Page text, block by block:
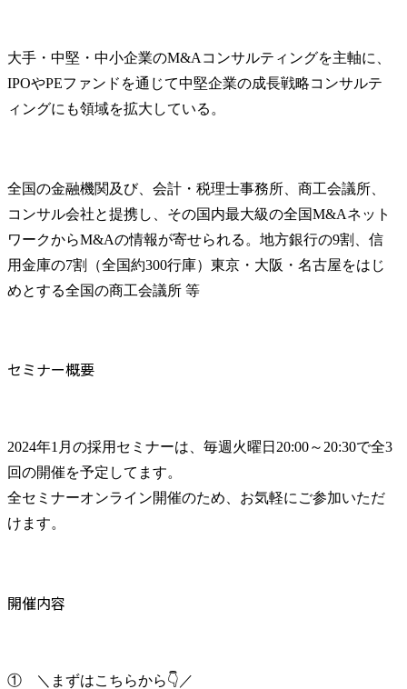
大手・中堅・中小企業のM&Aコンサルティングを主軸に、
IPOやPEファンドを通じて中堅企業の成長戦略コンサルテ
ィングにも領域を拡大している。
全国の金融機関及び、会計・税理士事務所、商工会議所、
コンサル会社と提携し、その国内最大級の全国M&Aネット
ワークからM&Aの情報が寄せられる。地方銀行の9割、信
用金庫の7割（全国約300行庫）東京・大阪・名古屋をはじ
めとする全国の商工会議所 等
セミナー概要
2024年1月の採用セミナーは、毎週火曜日20:00～20:30で全3
回の開催を予定してます。
全セミナーオンライン開催のため、お気軽にご参加いただ
けます。
開催内容
①　＼まずはこちらから👇／